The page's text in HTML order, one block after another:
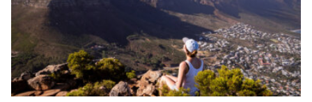
Basic Mechanisms of Cardiac Arrhythmia. Cardiac
Electrophysiology Clinics.
https://doi.org/10.1016/j.ccep.2010.10.012
Grace, A. A., & Roden, D. M. (2012). Systems biology and
cardiac arrhythmias. The Lancet.